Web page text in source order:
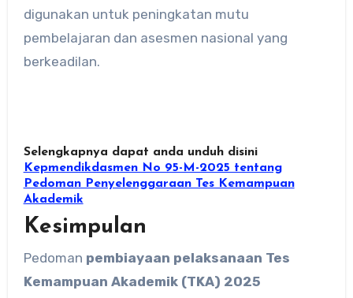
digunakan untuk peningkatan mutu
pembelajaran dan asesmen nasional yang
berkeadilan.
Selengkapnya dapat anda unduh disini
Kepmendikdasmen No 95-M-2025 tentang
Pedoman Penyelenggaraan Tes Kemampuan
Akademik
Kesimpulan
Pedoman pembiayaan pelaksanaan Tes
Kemampuan Akademik (TKA) 2025